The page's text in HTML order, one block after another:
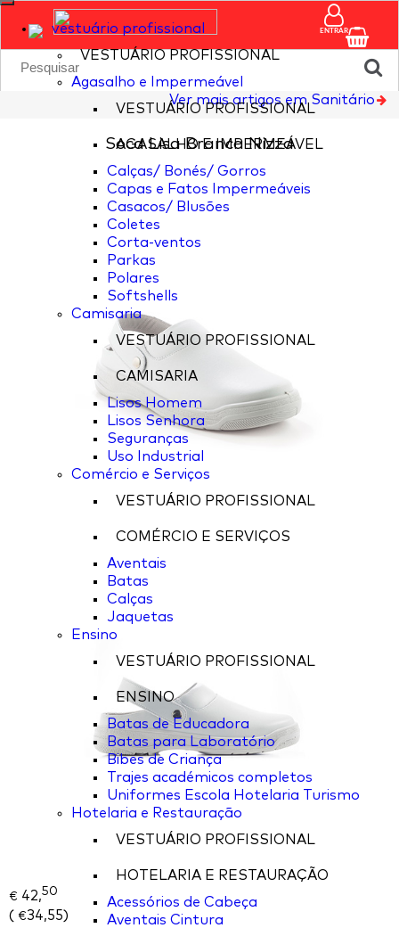
vestuário profissional
VESTUÁRIO PROFISSIONAL
Agasalho e Impermeável
VESTUÁRIO PROFISSIONAL
AGASALHO E IMPERMEÁVEL
Calças/ Bonés/ Gorros
Capas e Fatos Impermeáveis
Casacos/ Blusões
Coletes
Corta-ventos
Parkas
Polares
Softshells
Camisaria
VESTUÁRIO PROFISSIONAL
CAMISARIA
Lisos Homem
Lisos Senhora
Seguranças
Uso Industrial
Comércio e Serviços
VESTUÁRIO PROFISSIONAL
COMÉRCIO E SERVIÇOS
Aventais
Batas
Calças
Jaquetas
Ensino
VESTUÁRIO PROFISSIONAL
ENSINO
Batas de Educadora
Batas para Laboratório
Bibes de Criança
Trajes académicos completos
Uniformes Escola Hotelaria Turismo
Hotelaria e Restauração
VESTUÁRIO PROFISSIONAL
HOTELARIA E RESTAURAÇÃO
Acessórios de Cabeça
Aventais Cintura
ENTRAR
Ver mais artigos em Sanitário
Soca Lisa Branca Nizza
€ 42,50
( €34,55)